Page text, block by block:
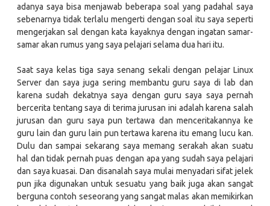
adanya saya bisa menjawab beberapa soal yang padahal saya
sebenarnya tidak terlalu mengerti dengan soal itu saya seperti
mengerjakan sal dengan kata kayaknya dengan ingatan samar-
samar akan rumus yang saya pelajari selama dua hari itu.
Saat saya kelas tiga saya senang sekali dengan pelajar Linux
Server dan saya juga sering membantu guru saya di lab dan
karena sudah dekatnya saya dengan guru saya saya pernah
bercerita tentang saya di terima jurusan ini adalah karena salah
jurusan dan guru saya pun tertawa dan menceritakannya ke
guru lain dan guru lain pun tertawa karena itu emang lucu kan.
Dulu dan sampai sekarang saya memang serakah akan suatu
hal dan tidak pernah puas dengan apa yang sudah saya pelajari
dan saya kuasai. Dan disanalah saya mulai menyadari sifat jelek
pun jika digunakan untuk sesuatu yang baik juga akan sangat
berguna contoh seseorang yang sangat malas akan memikirkan